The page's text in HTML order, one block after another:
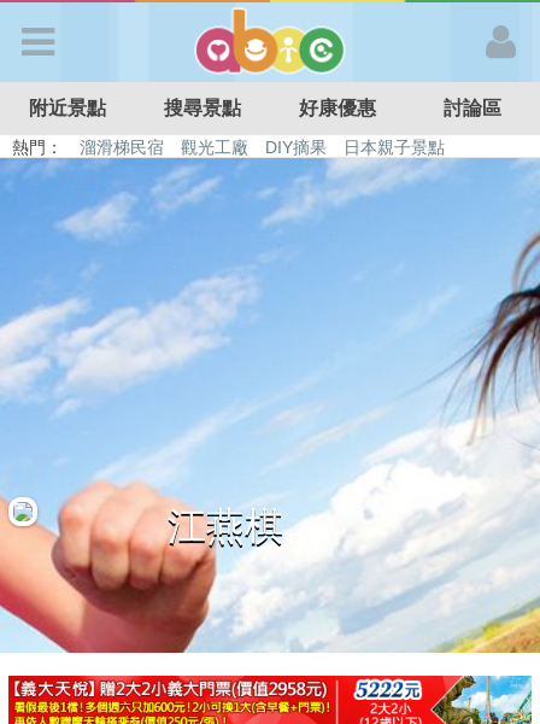
APP登入
首 頁
搜尋景點
好康優惠
最新留言
商家合作
推薦景點
附近景點 搜尋景點 好康優惠 討論區
熱門： 溜滑梯民宿 觀光工廠 DIY摘果
日本親子景點
特色遊戲場
親子住房優惠 台北親子餐廳 溫泉泡湯SPA
江燕棋